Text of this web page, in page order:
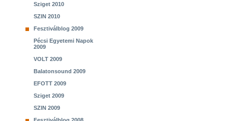
Sziget 2010
SZIN 2010
Fesztiválblog 2009
Pécsi Egyetemi Napok
2009
VOLT 2009
Balatonsound 2009
EFOTT 2009
Sziget 2009
SZIN 2009